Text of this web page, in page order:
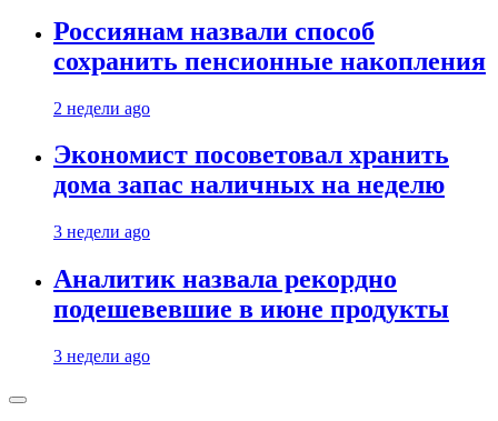
Россиянам назвали способ
сохранить пенсионные накопления
2 недели ago
Экономист посоветовал хранить
дома запас наличных на неделю
3 недели ago
Аналитик назвала рекордно
подешевевшие в июне продукты
3 недели ago